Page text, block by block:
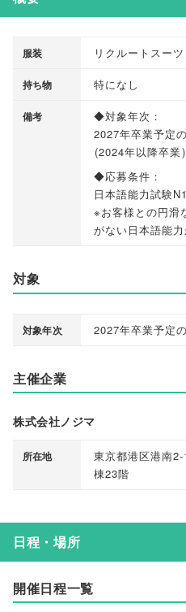
服装 リクルートスーツ
持ち物 特になし
備考
◆対象年次：
2027年卒業予定
(2024年以降卒業)
◆応募条件：
日本語能力試験
※お客様との円滑
がない日本語能
対象
対象年次 2027年卒業予定
主催企業
株式会社ノジマ
所在地
東京都港区港南
棟23階
日程・場所
開催日程一覧